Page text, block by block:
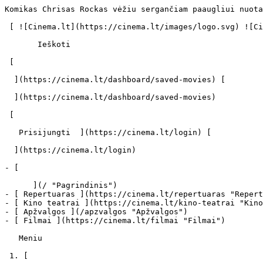
Komikas Chrisas Rockas vėžiu sergančiam paaugliui nuotaiką skaidrino dovanodamas Pamelos Anderson sekso vaizdajuostę - cinema.lt                            Ieškoti     

 [ ![Cinema.lt](https://cinema.lt/images/logo.svg) ![Cinema.lt](https://cinema.lt/images/favicon.svg) ](https://cinema.lt "Cinema.lt")

       Ieškoti     

 [  

  ](https://cinema.lt/dashboard/saved-movies) [  

  ](https://cinema.lt/dashboard/saved-movies)

 [  

   Prisijungti  ](https://cinema.lt/login) [  

  ](https://cinema.lt/login) 

- [  

      ](/ "Pagrindinis")
- [ Repertuaras ](https://cinema.lt/repertuaras "Repertuaras")
- [ Kino teatrai ](https://cinema.lt/kino-teatrai "Kino teatrai")
- [ Apžvalgos ](/apzvalgos "Apžvalgos")
- [ Filmai ](https://cinema.lt/filmai "Filmai")

   Meniu   

 1. [ 

      cinema.lt  ](/)
2. [  Naujienos  ](https://cinema.lt/naujienos)
3. Komikas Chrisas Rockas vėžiu sergančiam paaugliui nuotaiką skaidrino dovanodamas Pamelos Anderson sekso vaizdajuostę

Komikas Chrisas Rockas vėžiu sergančiam paaugliui nuotaiką skaidrino dovanodamas Pamelos Anderson sekso vaizdajuostę
====================================================================================================================

Lietuvos kino teatrus jau pasiekusio filmo „Nebrendylos 2" (angl. „Grown Ups 2") aktorius Chrisas Rockas komedijos vertus pokštus krečia ir gyvenime. Tiesa, kaip pats sako, keistai ar skandalingai jis elgiasi tik turėdamas gerų ketinimų. Vienu tokių poelgių tapo jo susitikimas su vėžiu sergančiu paaugliu, kuriam komikas įteikė dovanų garsiosios „gelbėtojos" Pamelos Anderson sekso vaizdajuostę.

Kaip pranešė „New York Post", 48-erių Ch.Rockas apie savo neeilinę dovaną papasakojo Jerry Seinfeldo internetinio serialo „Comedians In Cars Getting Coffee" metu.

„Slapta atnešiau jam Pamelos Anderson sekso vaizdajuostę", - kalbėjo komikas, pasakodamas apie savo apsilankymą pas vėžiu sergantį 15-metį. Šis jo vizitas ligoninėje buvo surengtas per fondą „Make-A-Wish Foundation", kuris pildo gyvybei grėsmę keliančiomis ligomis sergančių vaikų norus.

Išgirdęs apie tokį Ch.Rocko poelgį laidos vedėjas J.Seinfeldas vos sulaikė juoką ir net paplojo paleidęs automobilio vairą. Nors komikas pridūrė, kad jaunas vaikinas jau miręs, vedėjas spėjo pajuokauti, kad jis Ch.Rocko dėka turėjo keletu įsimintinų akimirkų daugiau.

Naujojoje komedijoje „Nebrendylos 2" Kurtas (akt. Ch.Rockas) su bičiuliais Leniu (akt. Adamas Sandleris), Eriku (akt. Kevinas Jamesas) ir Markusu (akt. Davidas Spade‘as) ir vėl drauge - šįsyk jie visi grįžta į savo gimtąjį miestą. Tik tvarka čia gerokai pasikeitusi, gatves ir paplūdimius valdo gerokai jaunesni „kietuoliai", o pačių herojų vaikai gerokai ūgtelėjo ir jau patys moko tėvus kaip gyventi...

Žiūrovai filme išvys nemažai pažįstamų veidų. Be pagrindinio kvarteto komedijoje pasirodys seksualioji Salma Hayek, merginų numylėtinis Tayloras Lautneris, netikėtu policininko vaidmeniu nustebins buvęs krepšininkas ir reperis Shaquille‘as O'Neal‘as, o vietinės mokyklos brolijos nariu Kuperiu tapo paties Arnoldo Schwarzeneggerio sūnus, 19-metis Patrickas Schwarzeneggeris.

Pamišusiai juokinga komedija „Nebrendylos 2" Lietuvos kino teatruose jau nuo šiandien!

 Dalintis

 [ ![Facebook](https://cinema.lt/images/socials/facebook_icon.svg) ](https://